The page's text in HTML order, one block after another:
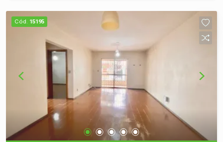
proporciona um espaço ideal para acomodar sua
família com conforto. - Iluminação Natural: A
disposição dos cômodos garante uma excelente
entrada de luz natural, tornando os ambientes
mais agradáveis. - Cozinha Funcional: Cozinha
arejada e prática, perfeita para quem gosta de
cozinhar e receber amigos. - Sala de Estar: Um
espaço aconchegante para relaxar após um longo
dia ou para momentos em família. - Banheiro:
Banheiro bem localizado e de fácil acesso,
atendendo a todas as necessidades do dia a dia.
Cód. 15195